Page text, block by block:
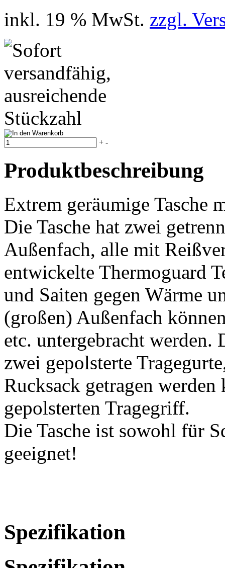
inkl. 19 % MwSt. zzgl.
+ -
Produktbeschreibung
Extrem geräumige Tasche
Die Tasche hat zwei
Außenfach, alle mit
entwickelte Thermoguard
und Saiten gegen Wärme
(großen) Außenfach
etc. untergebracht werden.
zwei gepolsterte
Rucksack getragen
gepolsterten Tragegriff.
Die Tasche ist sowohl für
geeignet!
Spezifikation